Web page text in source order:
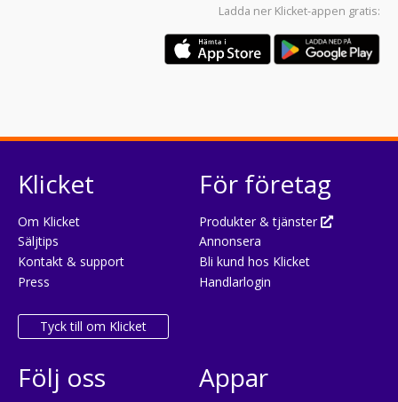
Ladda ner Klicket-appen gratis:
Klicket
Om Klicket
Säljtips
Kontakt & support
Press
Tyck till om Klicket
För företag
Produkter & tjänster
Annonsera
Bli kund hos Klicket
Handlarlogin
Följ oss Appar